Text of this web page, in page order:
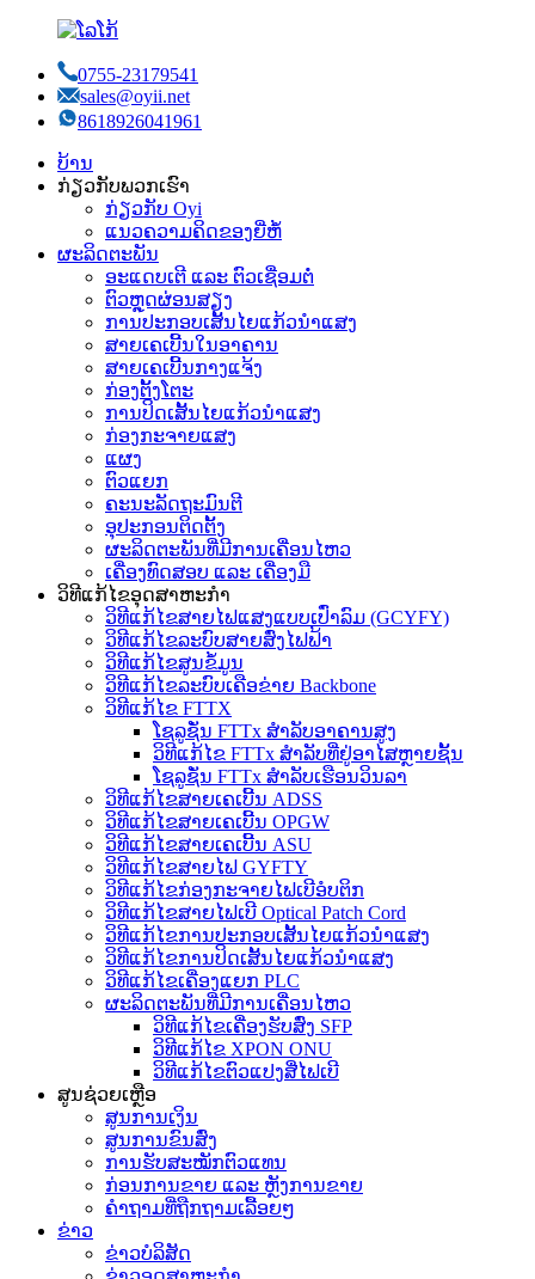
0755-23179541
sales@oyii.net
8618926041961
ບ້ານ
ກ່ຽວກັບພວກເຮົາ
ກ່ຽວກັບ Oyi
ແນວຄວາມຄິດຂອງຍີ່ຫໍ້
ຜະລິດຕະພັນ
ອະແດບເຕີ ແລະ ຕົວເຊື່ອມຕໍ່
ຕົວຫຼຸດຜ່ອນສຽງ
ການປະກອບເສັ້ນໄຍແກ້ວນຳແສງ
ສາຍເຄເບີ້ນໃນອາຄານ
ສາຍເຄເບີ້ນກາງແຈ້ງ
ກ່ອງຕັ້ງໂຕະ
ການປິດເສັ້ນໄຍແກ້ວນຳແສງ
ກ່ອງກະຈາຍແສງ
ແຜງ
ຕົວແຍກ
ຄະນະລັດຖະມົນຕີ
ອຸປະກອນຕິດຕັ້ງ
ຜະລິດຕະພັນທີ່ມີການເຄື່ອນໄຫວ
ເຄື່ອງທົດສອບ ແລະ ເຄື່ອງມື
ວິທີແກ້ໄຂອຸດສາຫະກໍາ
ວິທີແກ້ໄຂສາຍໄຟແສງແບບເປົ່າລົມ (GCYFY)
ວິທີແກ້ໄຂລະບົບສາຍສົ່ງໄຟຟ້າ
ວິທີແກ້ໄຂສູນຂໍ້ມູນ
ວິທີແກ້ໄຂລະບົບເຄືອຂ່າຍ Backbone
ວິທີແກ້ໄຂ FTTX
ໂຊລູຊັ່ນ FTTx ສຳລັບອາຄານສູງ
ວິທີແກ້ໄຂ FTTx ສຳລັບທີ່ຢູ່ອາໄສຫຼາຍຊັ້ນ
ໂຊລູຊັ່ນ FTTx ສຳລັບເຮືອນວິນລາ
ວິທີແກ້ໄຂສາຍເຄເບີ້ນ ADSS
ວິທີແກ້ໄຂສາຍເຄເບີ້ນ OPGW
ວິທີແກ້ໄຂສາຍເຄເບີ້ນ ASU
ວິທີແກ້ໄຂສາຍໄຟ GYFTY
ວິທີແກ້ໄຂກ່ອງກະຈາຍໄຟເບີອໍບຕິກ
ວິທີແກ້ໄຂສາຍໄຟເບີ Optical Patch Cord
ວິທີແກ້ໄຂການປະກອບເສັ້ນໄຍແກ້ວນຳແສງ
ວິທີແກ້ໄຂການປິດເສັ້ນໄຍແກ້ວນຳແສງ
ວິທີແກ້ໄຂເຄື່ອງແຍກ PLC
ຜະລິດຕະພັນທີ່ມີການເຄື່ອນໄຫວ
ວິທີແກ້ໄຂເຄື່ອງຮັບສົ່ງ SFP
ວິທີແກ້ໄຂ XPON ONU
ວິທີແກ້ໄຂຕົວແປງສື່ໄຟເບີ
ສູນຊ່ວຍເຫຼືອ
ສູນການເງິນ
ສູນການຂົນສົ່ງ
ການຮັບສະໝັກຕົວແທນ
ກ່ອນການຂາຍ ແລະ ຫຼັງການຂາຍ
ຄຳຖາມທີ່ຖືກຖາມເລື້ອຍໆ
ຂ່າວ
ຂ່າວບໍລິສັດ